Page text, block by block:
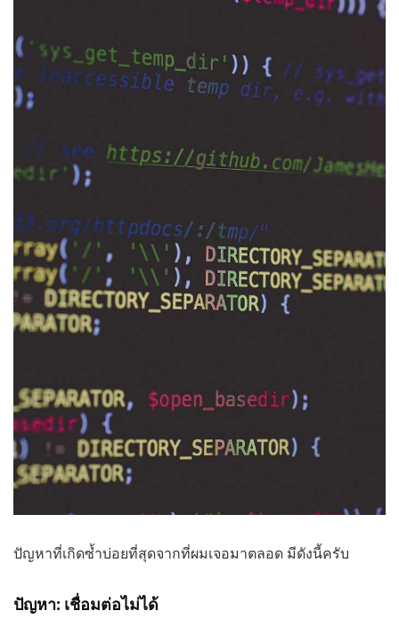
ปัญหาที่เกิดซ้ำบ่อยที่สุดจากที่ผมเจอมาตลอด มีดังนี้ครับ
ปัญหา: เชื่อมต่อไม่ได้